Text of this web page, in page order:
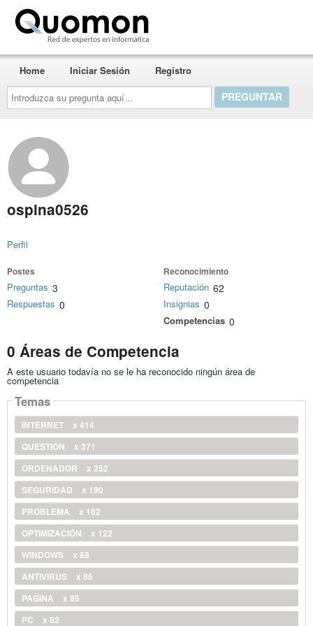
Introduzca
su
pregunta
aquí...
Home Iniciar Sesión Registro
ospina0526
Perfil
Postes
Preguntas 3
Respuestas 0
Reconocimiento
Reputación 62
Insignias 0
Competencias 0
0 Áreas de Competencia
A este usuario todavía no se le ha reconocido ningún área de
competencia
Temas
INTERNET
x 414
QUESTION
x 371
ORDENADOR
x 252
SEGURIDAD
x 190
PROBLEMA
x 182
OPTIMIZACIÓN
x 122
WINDOWS
x 88
ANTIVIRUS
x 86
PAGINA
x 85
PC
x 82